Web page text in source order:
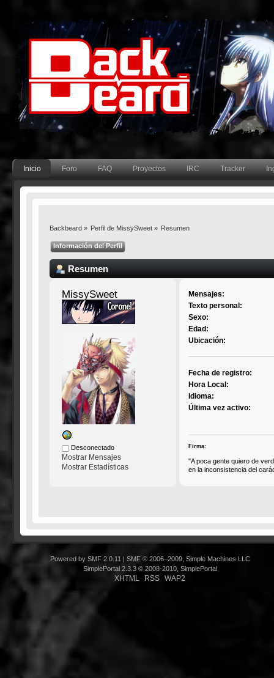
Inicio Foro FAQ Proyectos IRC Tracker
Backbeard» Perfil de MissySweet» Resumen
Información del Perfil
Resumen
MissySweet
Desconectado
Mostrar Mensajes
Mostrar Estadísticas
Mensajes:
Texto personal:
Sexo:
Edad:
Ubicación:
Fecha de registro:
Hora Local:
Idioma:
Última vez activo:
Firma:
"A poca gente quiero de
en la inconsistencia del
Powered by SMF 2.0.11
SMF © 2006–2009, Simple Machines LLC
SimplePortal 2.3.3 © 2008-2010, SimplePortal
XHTML RSS WAP2